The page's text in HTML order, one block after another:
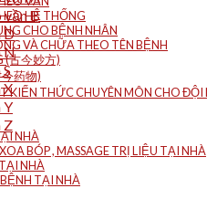
HỆ THỐNG
CHO BỆNH NHÂN
VÀ CHỮA THEO TÊN BỆNH
(古今妙方)
药物)
KIẾN THỨC CHUYÊN MÔN CHO ĐỘI
NHÀ
BÓP , MASSAGE TRỊ LIỆU TẠI NHÀ
NHÀ
TẠI NHÀ
vần B
D
N
X
Y
Z